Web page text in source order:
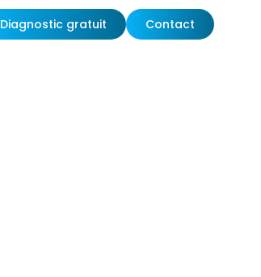
Diagnostic gratuit Contact